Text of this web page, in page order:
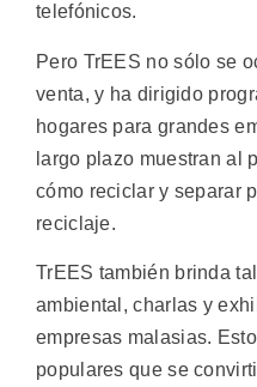
telefónicos.
Pero TrEES no sólo se
venta, y ha dirigido
hogares para grandes
largo plazo muestran al
cómo reciclar y separar
reciclaje.
TrEES también brinda
ambiental, charlas y
empresas malasias.
populares que se